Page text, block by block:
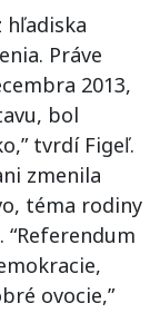
hľadiska
Práve
2013,
bol
tvrdí Figeľ.
zmenila
téma rodiny
ovocie,”